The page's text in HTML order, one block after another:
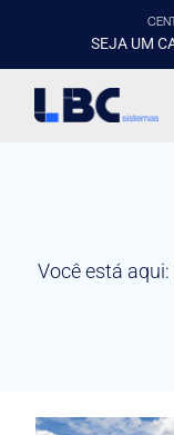
SEJA UM
Você está aqui: